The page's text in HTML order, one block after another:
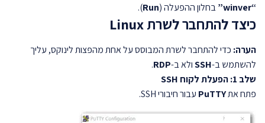
“winver”
בחלון ההפעלה (Run
).
כיצד להתחבר לשרת Linux
הערה: כדי להתחבר לשרת המבוסס על אחת מהפצות לינוקס, עליך
להשתמש ב-SSHולא ב-RDP
.
שלב 1: הפעלת לקוח SSH
פתח אתPuTTY עבור חיבורי SSH.